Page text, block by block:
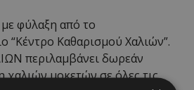
φύλαξη από το
“Κέντρο Καθαρισμού Χαλιών”.
περιλαμβάνει δωρεάν
μοκετών σε όλες τις